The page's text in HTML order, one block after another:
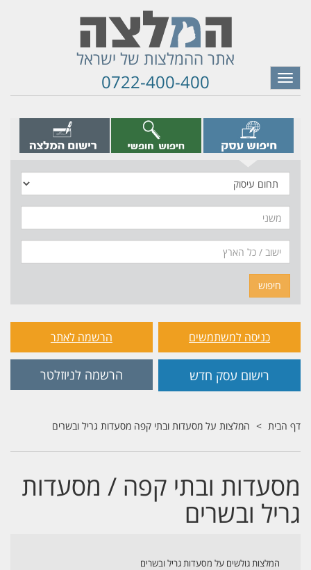
אתר ההמלצות של ישראל
0722-400-400
Toggle
navigation
עיסוק
חיפוש
כניסה למשתמשים הרשמה לאתר
רישום עסק חדש הרשמה לניוזלטר
דף הבית המלצות על מסעדות ובתי קפה מסעדות גריל ובשרים
מסעדות ובתי קפה / מסעדות
גריל ובשרים
המלצות גולשים על מסעדות גריל ובשרים